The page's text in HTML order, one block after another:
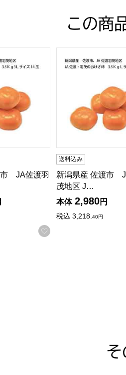
この商
市 JA佐渡羽茂地区 JA佐渡・羽
市 JA佐渡羽
お気に入りに登録する
新潟県産 佐渡市
送料込み
新潟県産 佐渡市
茂地区 J…
本体 2,980円
税込 3,218.40円
そ